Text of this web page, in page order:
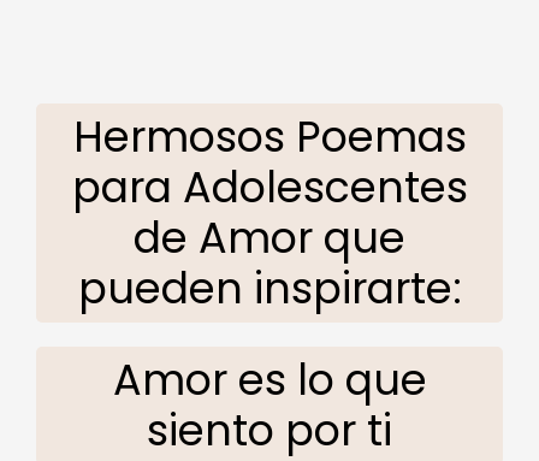
Hermosos Poemas
para Adolescentes
de Amor que
pueden inspirarte:
Amor es lo que
siento por ti